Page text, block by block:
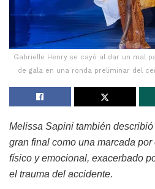
Gabrielle Henry se cayó al dar un mal
de gala en una ronda preliminar del
Melissa Sapini también
gran final como una marcada
físico y emocional, exacerbado
el trauma del accidente.